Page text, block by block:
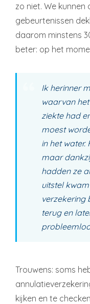
zo niet. We kunnen
gebeurtenissen
daarom minstens
beter: op het
Ik herinner
waarvan
ziekte had
moest
in het
maar
hadden ze
uitstel
verzekering
terug en
Trouwens: soms
kijken en te